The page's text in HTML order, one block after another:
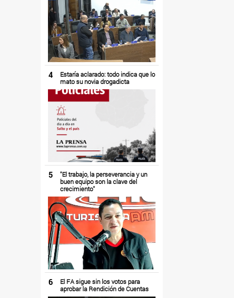
4
Estaría aclarado: todo indica que lo
mato su novia drogadicta
5
"El trabajo, la perseverancia y un
buen equipo son la clave del
crecimiento"
6
El FA sigue sin los votos para
aprobar la Rendición de Cuentas